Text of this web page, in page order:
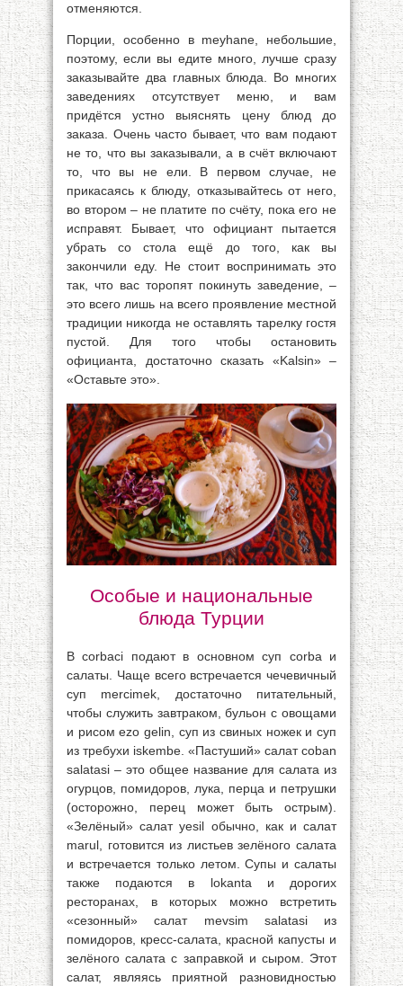
отменяются.
Порции, особенно в meyhane, небольшие,
поэтому, если вы едите много, лучше сразу
заказывайте два главных блюда. Во многих
заведениях отсутствует меню, и вам
придётся устно выяснять цену блюд до
заказа. Очень часто бывает, что вам подают
не то, что вы заказывали, а в счёт включают
то, что вы не ели. В первом случае, не
прикасаясь к блюду, отказывайтесь от него,
во втором – не платите по счёту, пока его не
исправят. Бывает, что официант пытается
убрать со стола ещё до того, как вы
закончили еду. Не стоит воспринимать это
так, что вас торопят покинуть заведение, –
это всего лишь на всего проявление местной
традиции никогда не оставлять тарелку гостя
пустой. Для того чтобы остановить
официанта, достаточно сказать «Kalsin» –
«Оставьте это».
Особые и национальные
блюда Турции
В corbaci подают в основном суп corba и
салаты. Чаще всего встречается чечевичный
суп mercimek, достаточно питательный,
чтобы служить завтраком, бульон с овощами
и рисом ezo gelin, суп из свиных ножек и суп
из требухи iskembe. «Пастуший» салат coban
salatasi – это общее название для салата из
огурцов, помидоров, лука, перца и петрушки
(осторожно, перец может быть острым).
«Зелёный» салат yesil обычно, как и салат
marul, готовится из листьев зелёного салата
и встречается только летом. Супы и салаты
также подаются в lokanta и дорогих
ресторанах, в которых можно встретить
«сезонный» салат mеvsim salatasi из
помидоров, кресс-салата, красной капусты и
зелёного салата с заправкой и сыром. Этот
салат, являясь приятной разновидностью